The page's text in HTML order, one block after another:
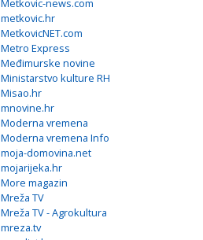
metkovic.hr
MetkovicNET.com
Metro Express
Međimurske novine
Ministarstvo kulture RH
Misao.hr
mnovine.hr
Moderna vremena
Moderna vremena Info
moja-domovina.net
mojarijeka.hr
More magazin
Mreža TV
Mreža TV - Agrokultura
mreza.tv